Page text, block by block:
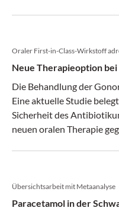
Oraler First-in-Class-Wirkstoff
Neue Therapieoption
Die Behandlung der
Eine aktuelle Studie
Sicherheit des
neuen oralen Therapie
Übersichtsarbeit mit Metaanalyse
Paracetamol in der